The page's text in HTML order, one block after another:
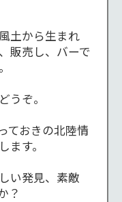
土から生まれ
販売し、バーで
うぞ。
ておきの北陸情
す。
い発見、素敵
？